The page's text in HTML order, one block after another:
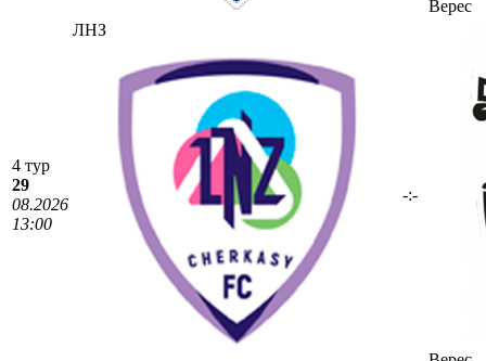
Верес
4 тур
29
08.2026
13:00
ЛНЗ
-:-